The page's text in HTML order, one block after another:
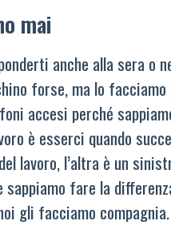
mai
anche alla sera o
forse, ma lo facciamo
accesi perché
è esserci quando
lavoro, l’altra è un
fare la
gli facciamo compagnia.